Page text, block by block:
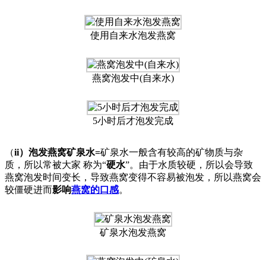
使用自来水泡发燕窝
燕窝泡发中(自来水)
5小时后才泡发完成
（ii）泡发燕窝矿泉水=矿泉水一般含有较高的矿物质与杂
质，所以常被大家 称为“硬水”。由于水质较硬，所以会导致
燕窝泡发时间变长，导致燕窝变得不容易被泡发，所以燕窝会
较僵硬进而影响燕窝的口感。
矿泉水泡发燕窝